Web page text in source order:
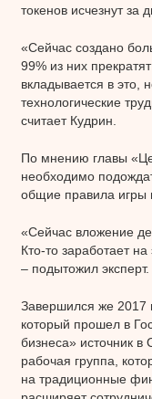
токенов исчезнут за
«Сейчас создано
99% из них
вкладывается в это,
технологические
считает Кудрин.
По мнению главы
необходимо
общие правила игры
«Сейчас вложение
Кто-то заработает
– подытожил эксперт.
Завершился же 2017
который прошел в
бизнеса» источник
рабочая группа,
на традиционные